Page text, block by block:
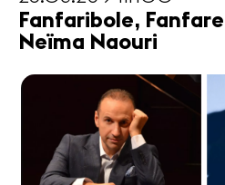
Fanfaribole,
Neïma Naouri